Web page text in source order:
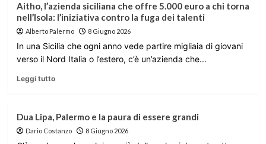
Aitho, l’azienda siciliana che offre 5.000 euro a chi torna
nell’Isola: l’iniziativa contro la fuga dei talenti
Alberto Palermo 8 Giugno 2026
In una Sicilia che ogni anno vede partire migliaia di giovani
verso il Nord Italia o l’estero, c’è un’azienda che...
Leggi tutto
Dua Lipa, Palermo e la paura di essere grandi
Dario Costanzo 8 Giugno 2026